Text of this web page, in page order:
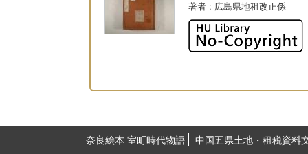
著者 : 広島県地租改正係
奈良絵本 室町時代物語
中国五県土地・租税資料